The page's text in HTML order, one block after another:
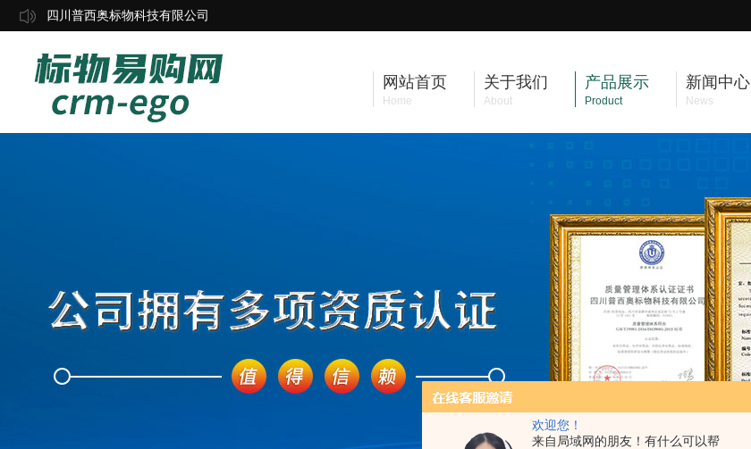
欢迎您！
来自局域网的朋友！有什么可以帮
四川普西奥标物科技有限公司
网站首页
Home
关于我们
About
产品展示
Product
新闻中心
News